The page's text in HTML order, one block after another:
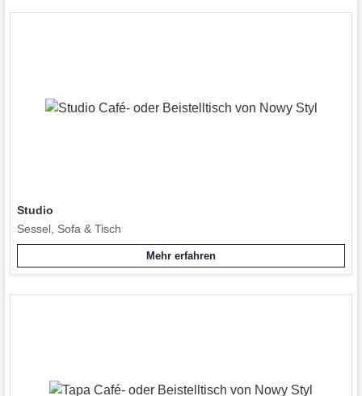
Studio
Sessel, Sofa & Tisch
Mehr erfahren